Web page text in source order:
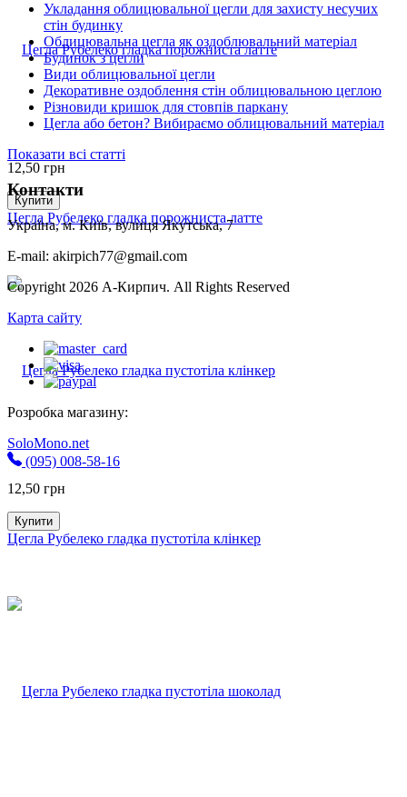
12,50 грн
Купити
Цегла Рубелеко гладка порожниста латте
12,50 грн
Купити
Цегла Рубелеко гладка пустотіла клінкер
Укладання облицювальної цегли для захисту несучих
стін будинку
Облицювальна цегла як оздоблювальний матеріал
Будинок з цегли
Види облицювальної цегли
Декоративне оздоблення стін облицювальною цеглою
Різновиди кришок для стовпів паркану
Цегла або бетон? Вибираємо облицювальний матеріал
Показати всі статті
Контакти
Україна, м. Київ, вулиця Якутська, 7
E-mail: akirpich77@gmail.com
Copyright 2026 А-Кирпич. All Rights Reserved
Карта сайту
Розробка магазину:
SoloMono.net
(095) 008-58-16